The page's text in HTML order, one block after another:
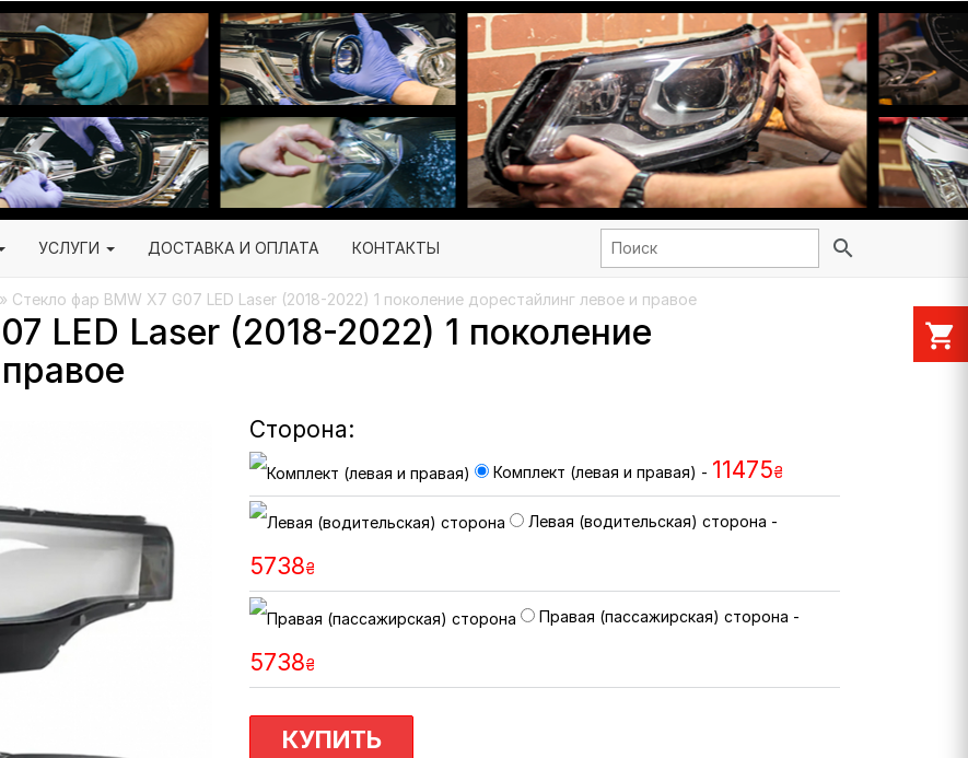
» Стекло фар BMW X7 G07 LED Laser (2018-2022) 1 поколение дорестайлинг левое и правое
LED Laser (2018-2022) 1 поколение
Сторона:
Комплект (левая и правая) - 11475₴
Левая (водительская) сторона -
5738₴
Правая (пассажирская) сторона -
5738₴
КУПИТЬ
УСЛУГИ ДОСТАВКА И ОПЛАТА КОНТАКТЫ search
shopping_cart